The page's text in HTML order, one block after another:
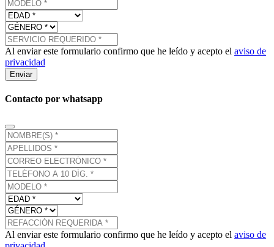
Al enviar este formulario confirmo que he leído y acepto el aviso de
privacidad
Enviar
Contacto por whatsapp
Al enviar este formulario confirmo que he leído y acepto el aviso de